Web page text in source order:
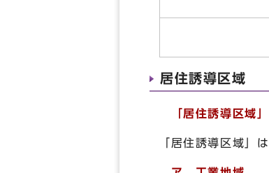
居住誘導区域
「居住誘導区域」
「居住誘導区域」は